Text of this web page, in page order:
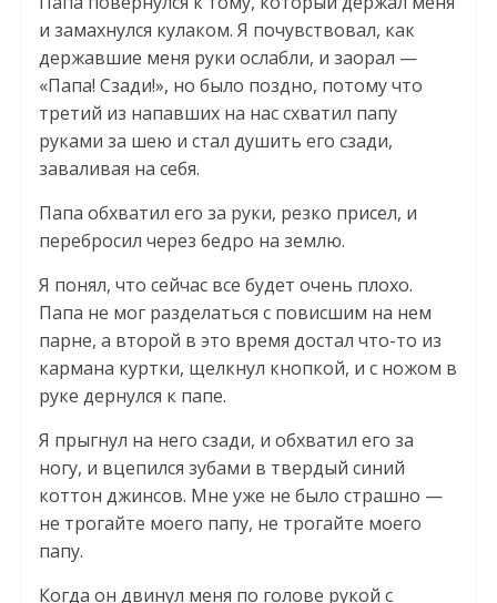
и замахнулся кулаком. Я почувствовал, как
державшие меня руки ослабли, и заорал —
«Папа! Сзади!», но было поздно, потому что
третий из напавших на нас схватил папу
руками за шею и стал душить его сзади,
заваливая на себя.
Папа обхватил его за руки, резко присел, и
перебросил через бедро на землю.
Я понял, что сейчас все будет очень плохо.
Папа не мог разделаться с повисшим на нем
парне, а второй в это время достал что-то из
кармана куртки, щелкнул кнопкой, и с ножом в
руке дернулся к папе.
Я прыгнул на него сзади, и обхватил его за
ногу, и вцепился зубами в твердый синий
коттон джинсов. Мне уже не было страшно —
не трогайте моего папу, не трогайте моего
папу.
Когда он двинул меня по голове рукой с